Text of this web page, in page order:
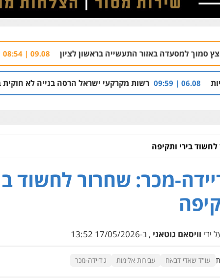
באזור התעשייה בראשון לציון 09.08 | 08:54 צוות חקירה
רשות מקרקעי ישראל הרסה בנייה לא חוקית בכפר בענה
בירי ותקיפה
מכר: שחרור לחשוד
ידי וויסאם גוטאני , ב-17/05/2026 13:52
עו"ד שאדי דבאח עבירות אלימות ג'דיידה-מכר